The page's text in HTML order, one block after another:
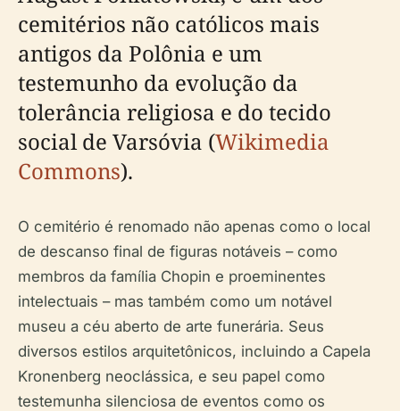
cemitérios não católicos mais
antigos da Polônia e um
testemunho da evolução da
tolerância religiosa e do tecido
social de Varsóvia (Wikimedia
Commons).
O cemitério é renomado não apenas como o local
de descanso final de figuras notáveis – como
membros da família Chopin e proeminentes
intelectuais – mas também como um notável
museu a céu aberto de arte funerária. Seus
diversos estilos arquitetônicos, incluindo a Capela
Kronenberg neoclássica, e seu papel como
testemunha silenciosa de eventos como os